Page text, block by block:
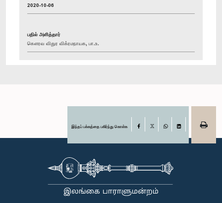
2020-10-06
பதில் அளித்தார்
கௌரவ விதுர விக்ரமநாயக, பா.உ.
இந்தப் பக்கத்தை பகிர்ந்து கொள்க Facebook